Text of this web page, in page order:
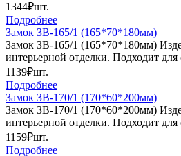
1344₽шт.
Подробнее
Замок ЗВ-165/1 (165*70*180мм)
Замок ЗВ-165/1 (165*70*180мм)
интерьерной отделки. Подходит
1139₽шт.
Подробнее
Замок ЗВ-170/1 (170*60*200мм)
Замок ЗВ-170/1 (170*60*200мм)
интерьерной отделки. Подходит
1159₽шт.
Подробнее